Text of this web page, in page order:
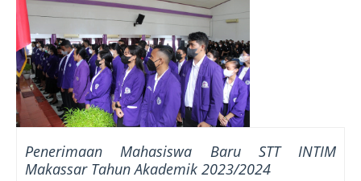
Penerimaan Mahasiswa Baru STT INTIM
Makassar Tahun Akademik 2023/2024